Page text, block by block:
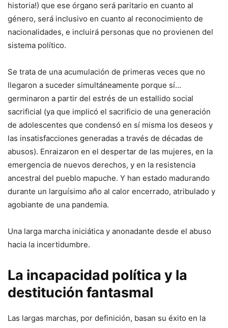
historia!) que ese órgano será paritario en cuanto al
género, será inclusivo en cuanto al reconocimiento de
nacionalidades, e incluirá personas que no provienen del
sistema político.
Se trata de una acumulación de primeras veces que no
llegaron a suceder simultáneamente porque sí…
germinaron a partir del estrés de un estallido social
sacrificial (ya que implicó el sacrificio de una generación
de adolescentes que condensó en sí misma los deseos y
las insatisfacciones generadas a través de décadas de
abusos). Enraizaron en el despertar de las mujeres, en la
emergencia de nuevos derechos, y en la resistencia
ancestral del pueblo mapuche. Y han estado madurando
durante un larguísimo año al calor encerrado, atribulado y
agobiante de una pandemia.
Una larga marcha iniciática y anonadante desde el abuso
hacia la incertidumbre.
La incapacidad política y la
destitución fantasmal
Las largas marchas, por definición, basan su éxito en la